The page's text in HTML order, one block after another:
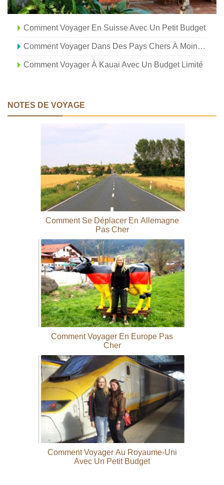
Comment Voyager En Suisse Avec Un Petit Budget
Comment Voyager Dans Des Pays Chers À Moindre Coût
Comment Voyager À Kauai Avec Un Budget Limité
NOTES DE VOYAGE
Comment Se Déplacer En Allemagne
Pas Cher
Comment Voyager En Europe Pas
Cher
Comment Voyager Au Royaume-Uni
Avec Un Petit Budget